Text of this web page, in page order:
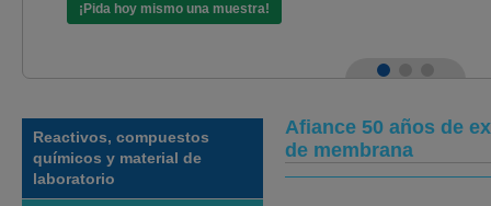
¡Pida hoy mismo una muestra!
Reactivos, compuestos
químicos y material de
laboratorio
Afiance 50 años de
de membrana